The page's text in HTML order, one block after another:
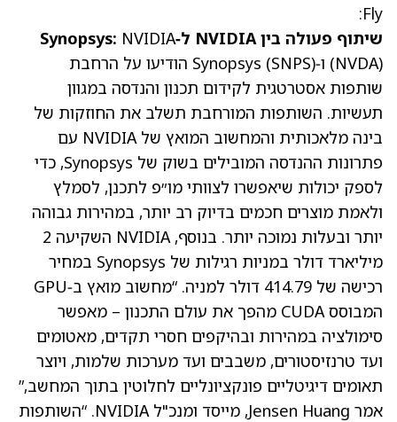
Fly:
שיתוף פעולה בין NVIDIA ל‑Synopsys:
NVIDIA
(NVDA) ו‑Synopsys (SNPS
) הודיעו על הרחבת
שותפות אסטרטגית לקידום תכנון והנדסה במגוון
תעשיות. השותפות המורחבת תשלב את החוזקות של
בינה מלאכותית
והמחשוב המואץ של NVIDIA עם
פתרונות ההנדסה המובילים בשוק של Synopsys, כדי
לספק יכולות שיאפשרו לצוותי מו״פ לתכנן, לסמלץ
ולאמת מוצרים חכמים בדיוק רב יותר, במהירות גבוהה
יותר ובעלות נמוכה יותר. בנוסף, NVIDIA השקיעה 2
מיליארד דולר במניות רגילות של Synopsys במחיר
רכישה של 414.79 דולר למניה. “מחשוב מואץ ב‑GPU
המבוסס CUDA מהפך את עולם התכנון – מאפשר
סימולציה במהירות ובהיקפים חסרי תקדים, מאטומים
ועד טרנזיסטורים, משבבים ועד מערכות שלמות, ויוצר
תאומים דיגיטליים פונקציונליים לחלוטין בתוך המחשב,”
אמר Jensen Huang, מייסד ומנכ"ל NVIDIA. “השותפות